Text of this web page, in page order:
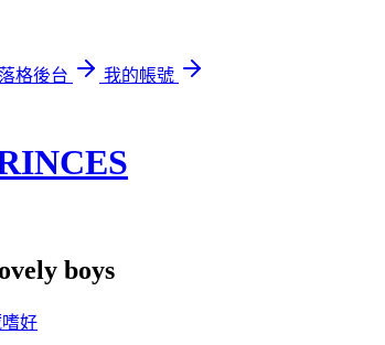
格後台
我的帳號
boys
好